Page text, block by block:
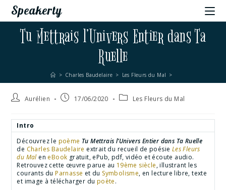
Speakerty
Tu Mettrais l’Univers Entier dans Ta
Ruelle
> Charles Baudelaire > Les Fleurs du Mal >
Aurélien 17/06/2020 Les Fleurs du Mal
Intro
Découvrez le poème Tu Mettrais l’Univers Entier dans Ta Ruelle
de Charles Baudelaire extrait du recueil de poésie Les Fleurs
du Malen eBook gratuit, ePub, pdf, vidéo et écoute audio.
Retrouvez cette œuvre parue au 19ème siècle, illustrant les
courants duParnasse et du Symbolisme, en lecture libre, texte
et image à télécharger du poète.